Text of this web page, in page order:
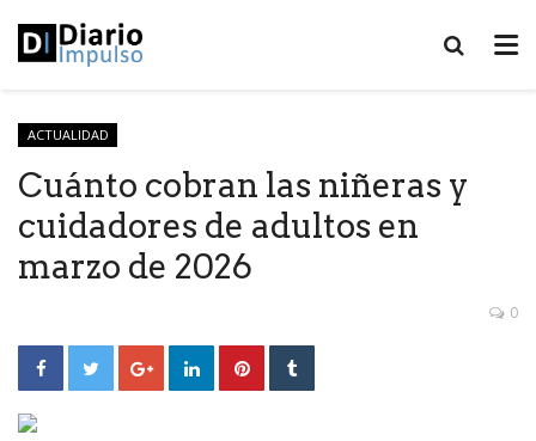
ACTUALIDAD
Cuánto cobran las niñeras y
cuidadores de adultos en
marzo de 2026
0